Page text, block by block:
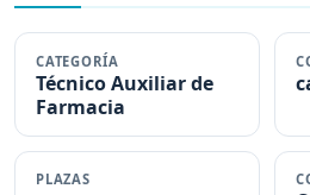
CATEGORÍA
Técnico Auxiliar de
Farmacia
PLAZAS